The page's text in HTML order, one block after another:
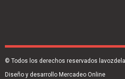
© Todos los derechos reservados
Diseño y desarrollo Mercadeo Online